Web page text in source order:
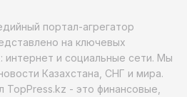
портал-агрегатор
на ключевых
интернет и социальные сети. Мы
Казахстана, СНГ и мира.
- это финансовые,